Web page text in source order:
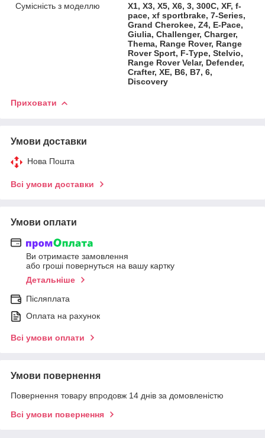
Сумісність з моделлю
X1, X3, X5, X6, 3, 300C, XF, f-
pace, xf sportbrake, 7-Series,
Grand Cherokee, Z4, E-Pace,
Giulia, Challenger, Charger,
Thema, Range Rover, Range
Rover Sport, F-Type, Stelvio,
Range Rover Velar, Defender,
Crafter, XE, B6, B7, 6,
Discovery
Приховати
Умови доставки
Нова Пошта
Всі умови доставки
Умови оплати
Ви отримаєте замовлення
або гроші повернуться на вашу картку
Детальніше
Післяплата
Оплата на рахунок
Всі умови оплати
Умови повернення
Повернення товару впродовж 14 днів за домовленістю
Всі умови повернення